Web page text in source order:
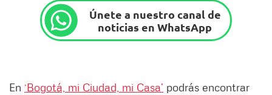
Únete a nuestro canal de
noticias en WhatsApp
En ‘Bogotá, mi Ciudad, mi Casa’ podrás encontrar